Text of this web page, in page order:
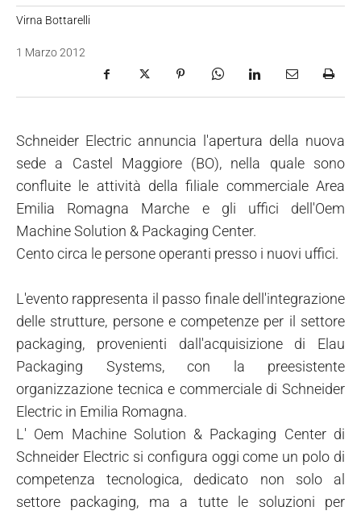
Virna Bottarelli
1 Marzo 2012
Schneider Electric annuncia l'apertura della nuova
sede a Castel Maggiore (BO), nella quale sono
confluite le attività della filiale commerciale Area
Emilia Romagna Marche e gli uffici dell'Oem
Machine Solution & Packaging Center.
Cento circa le persone operanti presso i nuovi uffici.
L'evento rappresenta il passo finale dell'integrazione
delle strutture, persone e competenze per il settore
packaging, provenienti dall'acquisizione di Elau
Packaging Systems, con la preesistente
organizzazione tecnica e commerciale di Schneider
Electric in Emilia Romagna.
L' Oem Machine Solution & Packaging Center di
Schneider Electric si configura oggi come un polo di
competenza tecnologica, dedicato non solo al
settore packaging, ma a tutte le soluzioni per